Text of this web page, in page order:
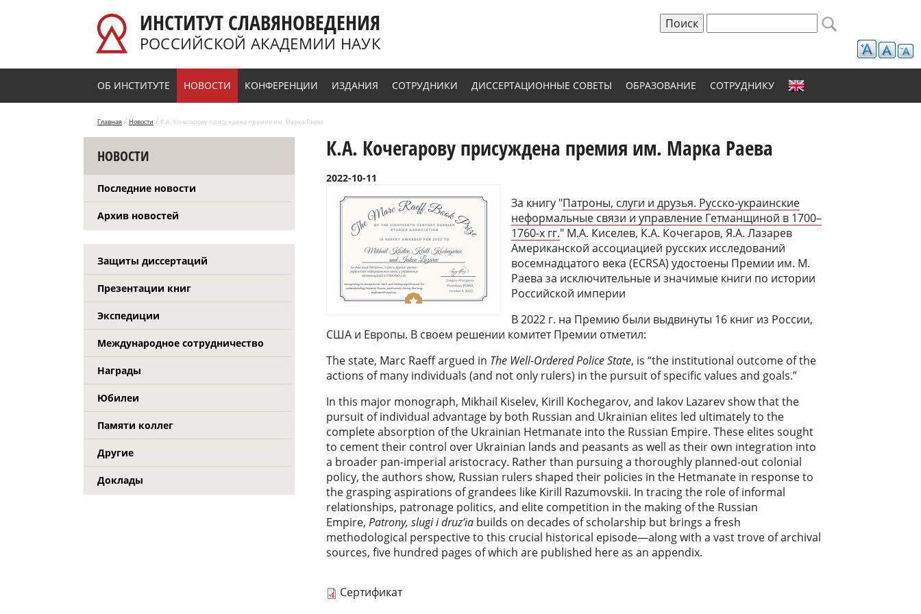
ИНСТИТУТ СЛАВЯНОВЕДЕНИЯ
РОССИЙСКОЙ АКАДЕМИИ НАУК Форма поиска
ОБ ИНСТИТУТЕ НОВОСТИ КОНФЕРЕНЦИИ ИЗДАНИЯ СОТРУДНИКИ ДИССЕРТАЦИОННЫЕ СОВЕТЫ ОБРАЗОВАНИЕ СОТРУДНИКУ
Главная / Новости / К.А. Кочегарову присуждена премия им. Марка Раева
НОВОСТИ
Последние новости
Архив новостей
Защиты диссертаций
Презентации книг
Экспедиции
Международное сотрудничество
Награды
Юбилеи
Памяти коллег
Другие
Доклады
К.А. Кочегарову присуждена премия им. Марка Раева
2022-10-11
За книгу "Патроны, слуги и друзья. Русско-украинские
неформальные связи и управление Гетманщиной в 1700–
1760-х гг." М.А. Киселев, К.А. Кочегаров, Я.А. Лазарев
Американской ассоциацией русских исследований
восемнадцатого века (ECRSA) удостоены Премии им. М.
Раева за исключительные и значимые книги по истории
Российской империи
В 2022 г. на Премию были выдвинуты 16 книг из России,
США и Европы. В своем решении комитет Премии отметил:
The state, Marc Raeff argued in The Well-Ordered Police State, is “the institutional outcome of the
actions of many individuals (and not only rulers) in the pursuit of specific values and goals.”
In this major monograph, Mikhail Kiselev, Kirill Kochegarov, and Iakov Lazarev show that the
pursuit of individual advantage by both Russian and Ukrainian elites led ultimately to the
complete absorption of the Ukrainian Hetmanate into the Russian Empire. These elites sought
to cement their control over Ukrainian lands and peasants as well as their own integration into
a broader pan-imperial aristocracy. Rather than pursuing a thoroughly planned-out colonial
policy, the authors show, Russian rulers shaped their policies in the Hetmanate in response to
the grasping aspirations of grandees like Kirill Razumovskii. In tracing the role of informal
relationships, patronage politics, and elite competition in the making of the Russian
Empire, Patrony, slugi i druz’ia builds on decades of scholarship but brings a fresh
methodological perspective to this crucial historical episode—along with a vast trove of archival
sources, five hundred pages of which are published here as an appendix.
Сертификат